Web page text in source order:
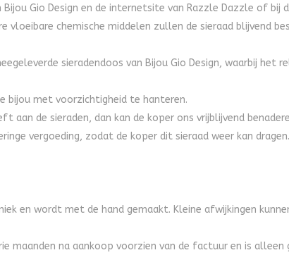
Gio Design en de internetsite van Razzle Dazzle of bij
chemische middelen zullen de sieraad blijvend
sieradendoos van Bijou Gio Design, waarbij het
bijou met voorzichtigheid te hanteren.
aan de sieraden, dan kan de koper ons vrijblijvend
vergoeding, zodat de koper dit sieraad weer kan
en wordt met de hand gemaakt. Kleine afwijkingen
na aankoop voorzien van de factuur en is alleen